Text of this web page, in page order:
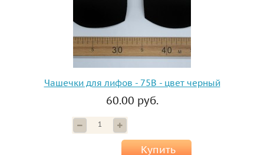
Чашечки для лифов - 75B - цвет черный
60.00 руб.
Купить